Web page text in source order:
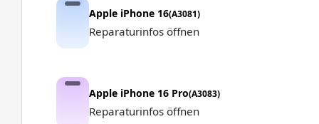
Apple iPhone 16(A3081)
Reparaturinfos öffnen
Apple iPhone 16 Pro(A3083)
Reparaturinfos öffnen